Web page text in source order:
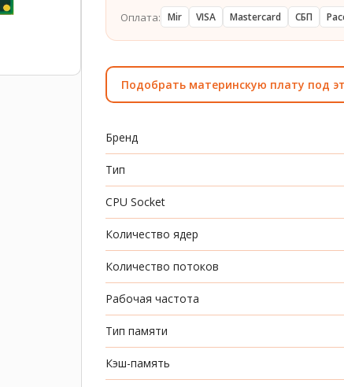
Оплата: Mir VISA Mastercard СБП
Подобрать материнскую плату под
Бренд
Тип
CPU Socket
Количество ядер
Количество потоков
Рабочая частота
Тип памяти
Кэш-память